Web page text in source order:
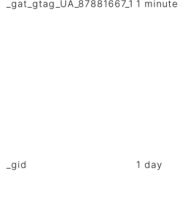
_gat_gtag_UA_87881667_1 1 minute
_gid 1 day